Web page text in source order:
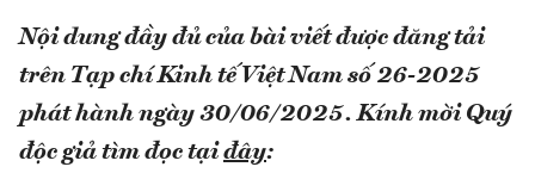
Nội dung đầy đủ của bài viết được đăng tải
trên Tạp chí Kinh tế Việt Nam số 26-2025
phát hành ngày 30/06/2025. Kính mời Quý
độc giả tìm đọc tại đây: